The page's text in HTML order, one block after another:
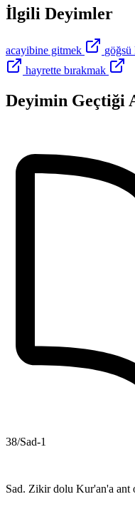
İlgili Deyimler
acayibine gitmek göğsü
hayrette bırakmak
Deyimin Geçtiği
38/Sad-1
Sad. Zikir dolu Kur'an'a ant